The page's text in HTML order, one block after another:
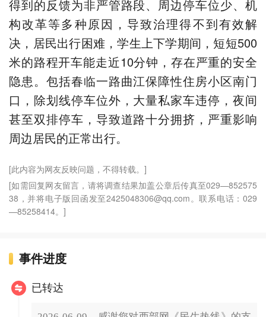
得到的反馈为非严管路段、周边停车位少、机
构改革等多种原因，导致治理得不到有效解
决，居民出行困难，学生上下学期间，短短500
米的路程开车能走近10分钟，存在严重的安全
隐患。包括春临一路曲江保障性住房小区南门
口，除划线停车位外，大量私家车违停，夜间
甚至双排停车，导致道路十分拥挤，严重影响
周边居民的正常出行。
[此内容为网友反映问题，不得转载。]
[如需回复网友留言，请将调查结果加盖公章后传真至029—852575
38，并将电子版回函发至2425048306@qq.com。联系电话：029
—85258414。]
事件进度
已转达